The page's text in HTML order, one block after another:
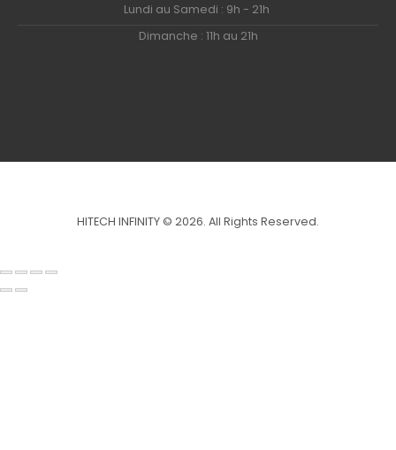
Lundi au Samedi : 9h - 21h
Dimanche : 11h au 21h
HITECH INFINITY © 2026. All Rights Reserved.